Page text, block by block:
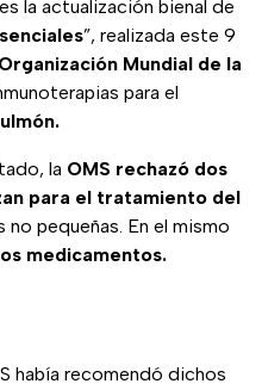
la actualización bienal de
”, realizada este 9
Organización Mundial de la
para el
la OMS rechazó dos
para el tratamiento del
no pequeñas. En el mismo
medicamentos.
había recomendó dichos